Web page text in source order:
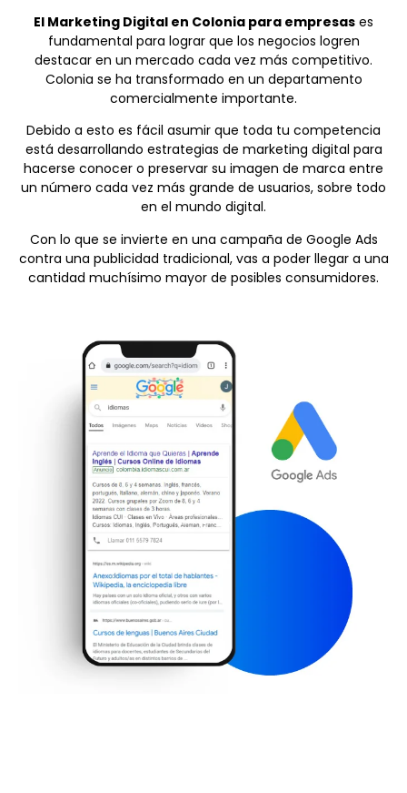
El Marketing Digital en Colonia para empresas es
fundamental para lograr que los negocios logren
destacar en un mercado cada vez más competitivo.
Colonia se ha transformado en un departamento
comercialmente importante.
Debido a esto es fácil asumir que toda tu competencia
está desarrollando estrategias de marketing digital para
hacerse conocer o preservar su imagen de marca entre
un número cada vez más grande de usuarios, sobre todo
en el mundo digital.
Con lo que se invierte en una campaña de Google Ads
contra una publicidad tradicional, vas a poder llegar a una
cantidad muchísimo mayor de posibles consumidores.